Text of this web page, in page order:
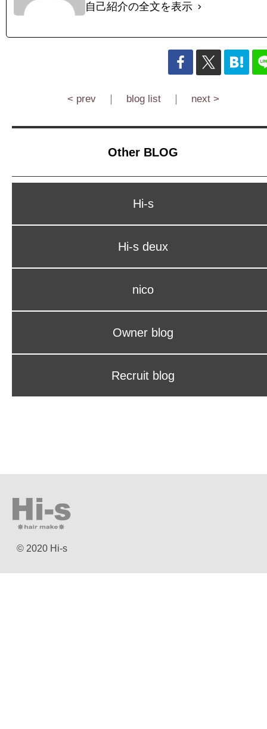
自己紹介の全文を表示
< prev｜ blog list｜ next >
Other BLOG
Hi-s
Hi-s deux
nico
Owner blog
Recruit blog
© 2020 Hi-s